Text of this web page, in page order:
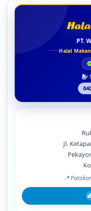
PT.
Halal
Jl.
📍